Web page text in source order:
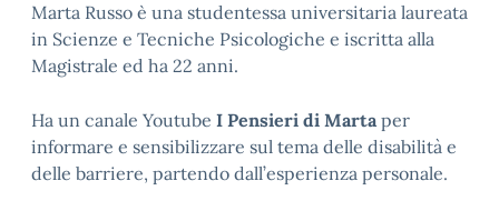
Marta Russo è una studentessa universitaria laureata
in Scienze e Tecniche Psicologiche e iscritta alla
Magistrale ed ha 22 anni.
Ha un canale Youtube I Pensieri di Martaper
informare e sensibilizzare sul tema delle disabilità e
delle barriere, partendo dall’esperienza personale.